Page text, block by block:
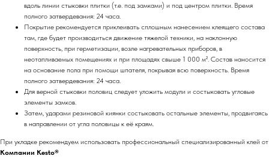
вдоль линии стыковки плитки (т.е. под замками) и под центром плитки. Время
полного затвердевания: 24 часа.
Покрытие рекомендуется приклеивать сплошным нанесением клеящего состава
там, где будет производиться движение тяжелой техники, на наклонную
поверхность, при герметизации, возле нагревательных приборов, в
неотапливаемых помещениях и при площадях свыше 1 000 м². Состав наносится
на основание пола при помощи шпателя, покрывая всю поверхность. Время
полного затвердевания: 24 часа.
Для верной стыковки половиц следует уложить модули и состыковать угловые
элементы замков.
Затем, ударами резиновой киянки состыковать остальные элементы, продвигаясь
в направлении от угла половицы к её краям.
При укладке рекомендуем использовать профессиональный специализированный клей от
Компании Kesto®